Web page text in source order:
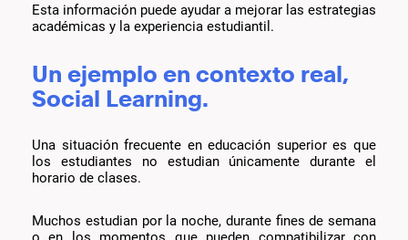
Esta información puede ayudar a mejorar las estrategias
académicas y la experiencia estudiantil.
Un ejemplo en contexto real,
Social Learning.
Una situación frecuente en educación superior es que
los estudiantes no estudian únicamente durante el
horario de clases.
Muchos estudian por la noche, durante fines de semana